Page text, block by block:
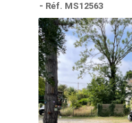
- Réf. MS12563